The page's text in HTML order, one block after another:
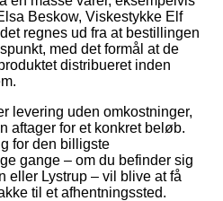
Beskow, Viskestykke Elf
regnes ud fra at bestillingen
med det formål at de
distribueret inden
levering uden omkostninger,
aftager for et konkret beløb.
for den billigste
gange – om du befinder sig
eller Lystrup – vil blive at få
til et afhentningssted.